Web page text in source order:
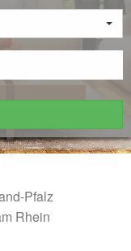
Pfalz
Rhein